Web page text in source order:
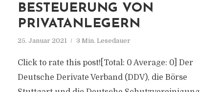
BESTEUERUNG VON
PRIVATANLEGERN
25. Januar 2021 3 Min. Lesedauer
Click to rate this post![Total: 0 Average: 0] Der
Deutsche Derivate Verband (DDV), die Börse